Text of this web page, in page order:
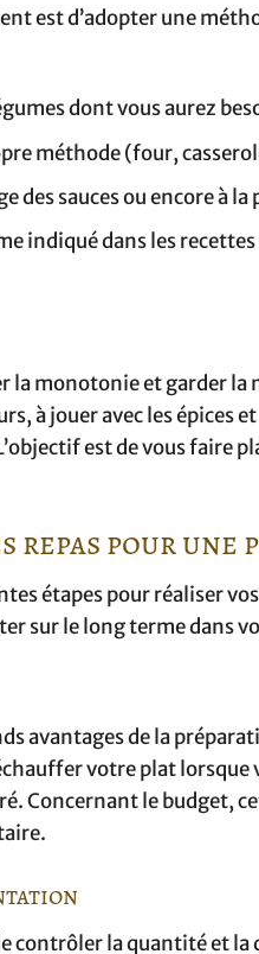
est d’adopter une
dont vous aurez
méthode (four,
des sauces ou encore à
indiqué dans les
la monotonie et garder
à jouer avec les épices
est de vous faire
repas pour une
étapes pour réaliser
sur le long terme dans
avantages de la
votre plat lorsque
Concernant le budget,
contrôler la quantité et la